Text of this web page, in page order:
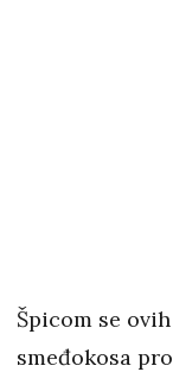
Špicom se
smeđokosa